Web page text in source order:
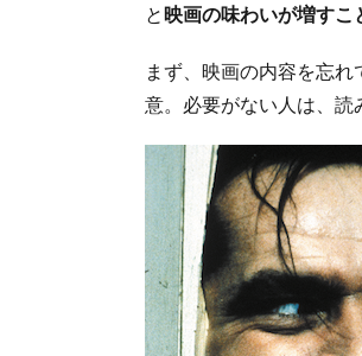
と映画の味わいが増すこ
まず、映画の内容を忘
意。必要がない人は、読